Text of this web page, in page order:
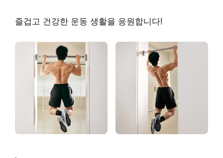
즐겁고 건강한 운동 생활을 응원합니다!